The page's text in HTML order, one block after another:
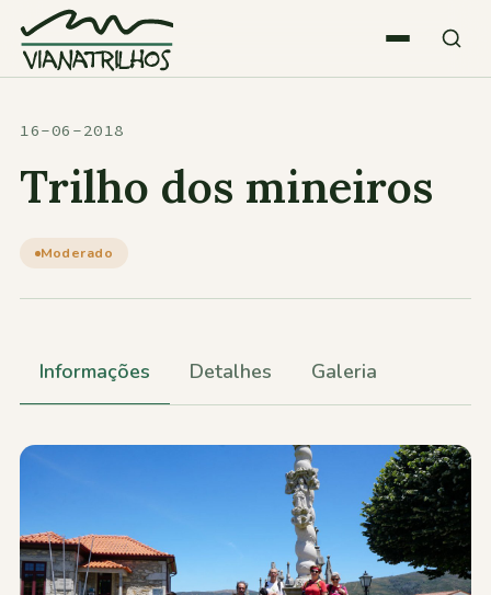
Quem somos
Atividades
16-06-2018
Trilho dos mineiros
Moderado
Informações Detalhes Galeria